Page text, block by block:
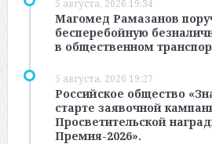
5 августа, 2026 19:34
Магомед Рамазанов
бесперебойную
в общественном
5 августа, 2026 19:27
Российское общество
старте заявочной
Просветительской
Премия-2026».